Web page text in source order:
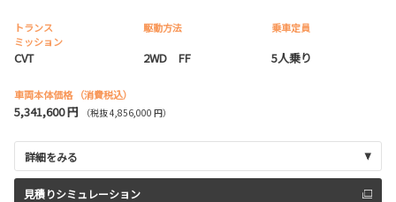
トランス
ミッション
CVT
駆動方法
2WD FF
乗車定員
5人乗り
車両本体価格 （消費税込）
5,341,600 円 （税抜 4,856,000 円）
詳細をみる
見積りシミュレーション